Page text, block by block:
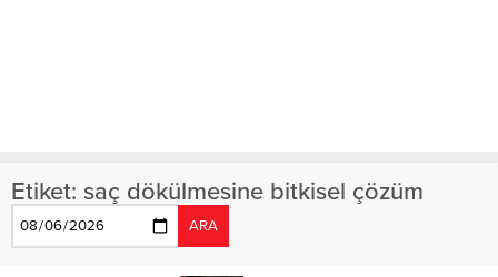
Etiket: saç dökülmesine bitkisel çözüm
ARA